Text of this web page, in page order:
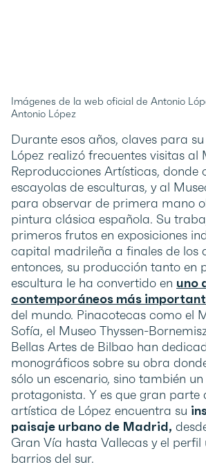
Imágenes de la web oficial de Antonio
Antonio López
Durante esos años, claves para
López realizó frecuentes visitas al
Reproducciones Artísticas, donde
escayolas de esculturas, y al
para observar de primera mano
pintura clásica española. Su
primeros frutos en exposiciones
capital madrileña a finales de los
entonces, su producción tanto en
escultura le ha convertido en uno
contemporáneos más
del mundo. Pinacotecas como el
Sofía, el Museo Thyssen-
Bellas Artes de Bilbao han
monográficos sobre su obra
sólo un escenario, sino también
protagonista. Y es que gran parte
artística de López encuentra su
paisaje urbano de Madrid,
Gran Vía hasta Vallecas y el perfil
barrios del sur.